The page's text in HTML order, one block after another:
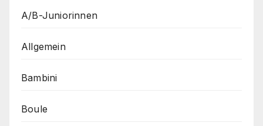
A/B-Juniorinnen
Allgemein
Bambini
Boule